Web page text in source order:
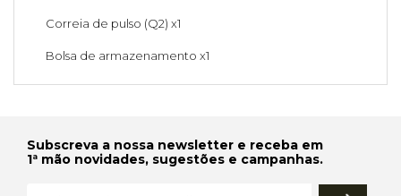
Correia de pulso (Q2) x1
Bolsa de armazenamento x1
Subscreva a nossa newsletter e receba em
1ª mão novidades, sugestões e campanhas.